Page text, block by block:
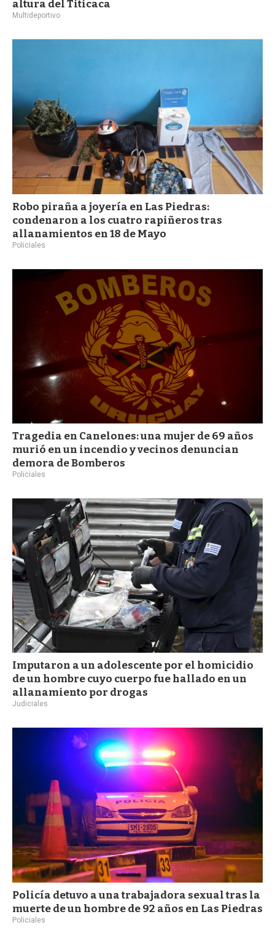
altura del Titicaca
Multideportivo
Robo piraña a joyería en Las Piedras:
condenaron a los cuatro rapiñeros tras
allanamientos en 18 de Mayo
Policiales
Tragedia en Canelones: una mujer de 69 años
murió en un incendio y vecinos denuncian
demora de Bomberos
Policiales
Imputaron a un adolescente por el homicidio
de un hombre cuyo cuerpo fue hallado en un
allanamiento por drogas
Judiciales
Policía detuvo a una trabajadora sexual tras la
muerte de un hombre de 92 años en Las Piedras
Policiales